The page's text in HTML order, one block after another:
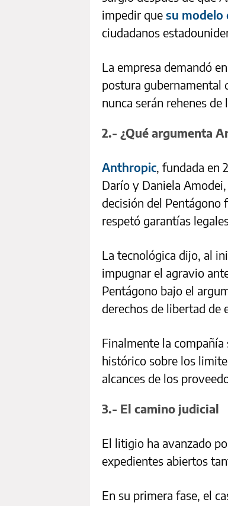
impedir que su modelo
ciudadanos
La empresa demandó
postura gubernamental
nunca serán rehenes de
2.- ¿Qué argumenta
Anthropic, fundada en
Darío y Daniela
decisión del
respetó garantías
La tecnológica dijo, al
impugnar el agravio
Pentágono bajo el
derechos de libertad de
Finalmente la
histórico sobre los
alcances de los
3.- El camino judicial
El litigio ha avanzado
expedientes abiertos
En su primera fase, el